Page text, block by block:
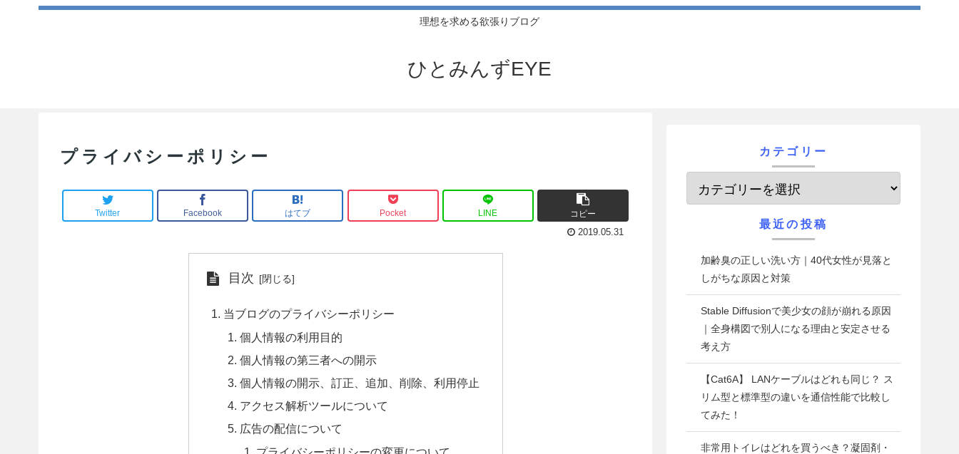
理想を求める欲張りブログ
ひとみんずEYE
プライバシーポリシー
Twitter Facebook はてブ Pocket LINE
コピー
2019.05.31
目次
当ブログのプライバシーポリシー
個人情報の利用目的
個人情報の第三者への開示
個人情報の開示、訂正、追加、削除、利用停止
アクセス解析ツールについて
広告の配信について
カテゴリー
最近の投稿
加齢臭の正しい洗い方｜40代女性が見落と
しがちな原因と対策
Stable Diffusionで美少女の顔が崩れる原因
｜全身構図で別人になる理由と安定させる
考え方
【Cat6A】 LANケーブルはどれも同じ？ ス
リム型と標準型の違いを通信性能で比較し
てみた！
非常用トイレはどれを買うべき？凝固剤・